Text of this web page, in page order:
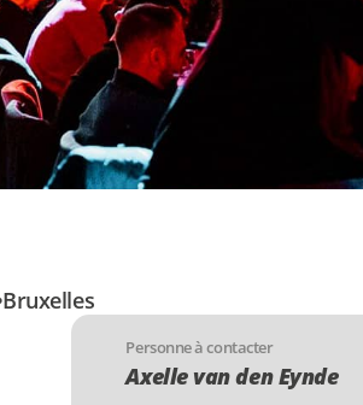
Bruxelles
Personne à contacter
Axelle van den Eynde